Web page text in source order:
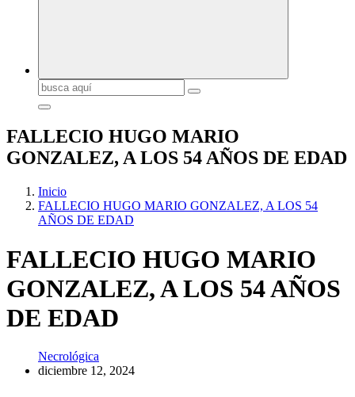
Buscar:
FALLECIO HUGO MARIO
GONZALEZ, A LOS 54 AÑOS DE EDAD
Inicio
FALLECIO HUGO MARIO GONZALEZ, A LOS 54
AÑOS DE EDAD
FALLECIO HUGO MARIO
GONZALEZ, A LOS 54 AÑOS
DE EDAD
Necrológica
diciembre 12, 2024